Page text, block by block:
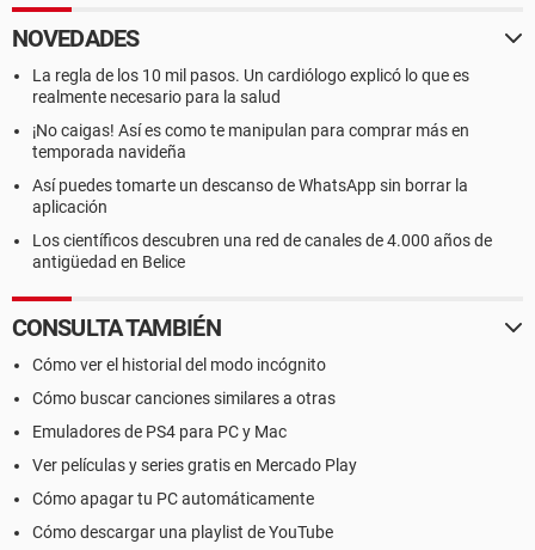
NOVEDADES
La regla de los 10 mil pasos. Un cardiólogo explicó lo que es
realmente necesario para la salud
¡No caigas! Así es como te manipulan para comprar más en
temporada navideña
Así puedes tomarte un descanso de WhatsApp sin borrar la
aplicación
Los científicos descubren una red de canales de 4.000 años de
antigüedad en Belice
CONSULTA TAMBIÉN
Cómo ver el historial del modo incógnito
Cómo buscar canciones similares a otras
Emuladores de PS4 para PC y Mac
Ver películas y series gratis en Mercado Play
Cómo apagar tu PC automáticamente
Cómo descargar una playlist de YouTube